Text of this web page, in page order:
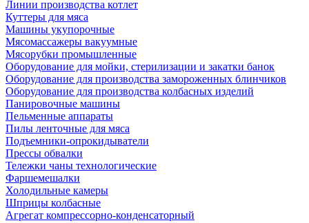
Линии производства котлет
Куттеры для мяса
Машины укупорочные
Мясомассажеры вакуумные
Мясорубки промышленные
Оборудование для мойки, стерилизации и закатки банок
Оборудование для производства замороженных блинчиков
Оборудование для производства колбасных изделий
Панировочные машины
Пельменные аппараты
Пилы ленточные для мяса
Подъемники-опрокидыватели
Прессы обвалки
Тележки чаны технологические
Фаршемешалки
Холодильные камеры
Шприцы колбасные
Агрегат компрессорно-конденсаторный